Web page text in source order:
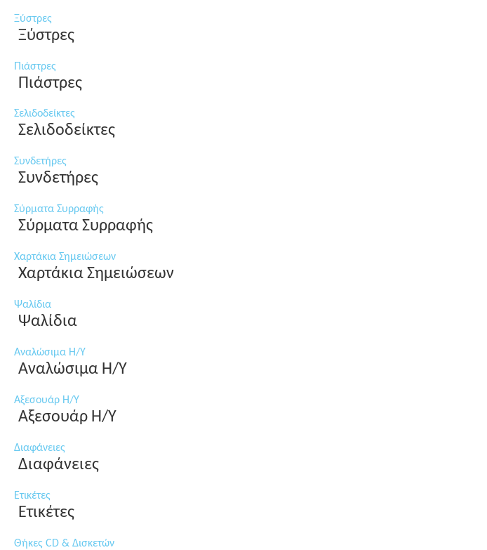
Ξύστρες
Ξύστρες
Πιάστρες
Πιάστρες
Σελιδοδείκτες
Σελιδοδείκτες
Συνδετήρες
Συνδετήρες
Σύρματα Συρραφής
Σύρματα Συρραφής
Χαρτάκια Σημειώσεων
Χαρτάκια Σημειώσεων
Ψαλίδια
Ψαλίδια
Αναλώσιμα Η/Υ
Αναλώσιμα Η/Υ
Αξεσουάρ Η/Υ
Αξεσουάρ Η/Υ
Διαφάνειες
Διαφάνειες
Ετικέτες
Ετικέτες
Θήκες CD & Δισκετών